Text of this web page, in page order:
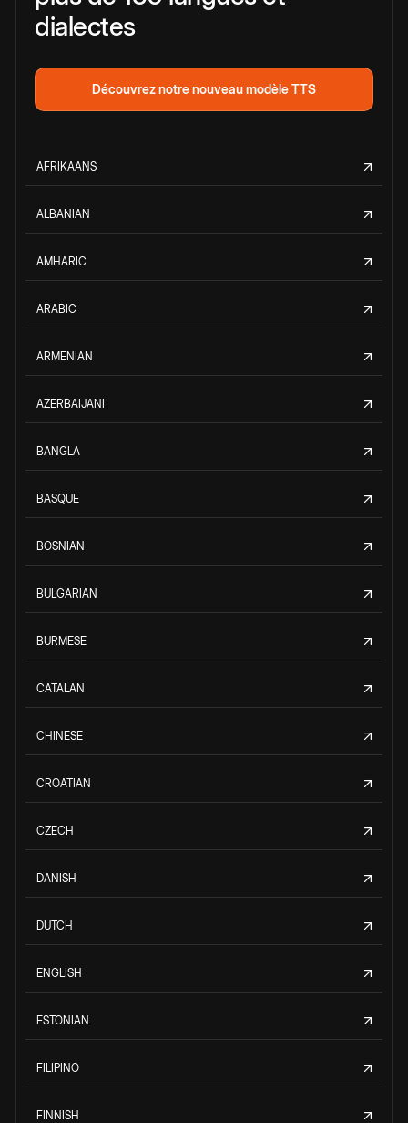
dialectes
Découvrez notre nouveau modèle TTS
AFRIKAANS
ALBANIAN
AMHARIC
ARABIC
ARMENIAN
AZERBAIJANI
BANGLA
BASQUE
BOSNIAN
BULGARIAN
BURMESE
CATALAN
CHINESE
CROATIAN
CZECH
DANISH
DUTCH
ENGLISH
ESTONIAN
FILIPINO
FINNISH